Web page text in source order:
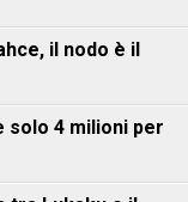
il nodo è il
solo 4 milioni per